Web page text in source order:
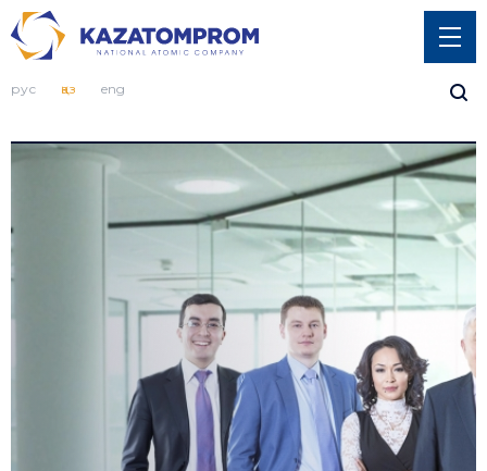
рус қаз eng